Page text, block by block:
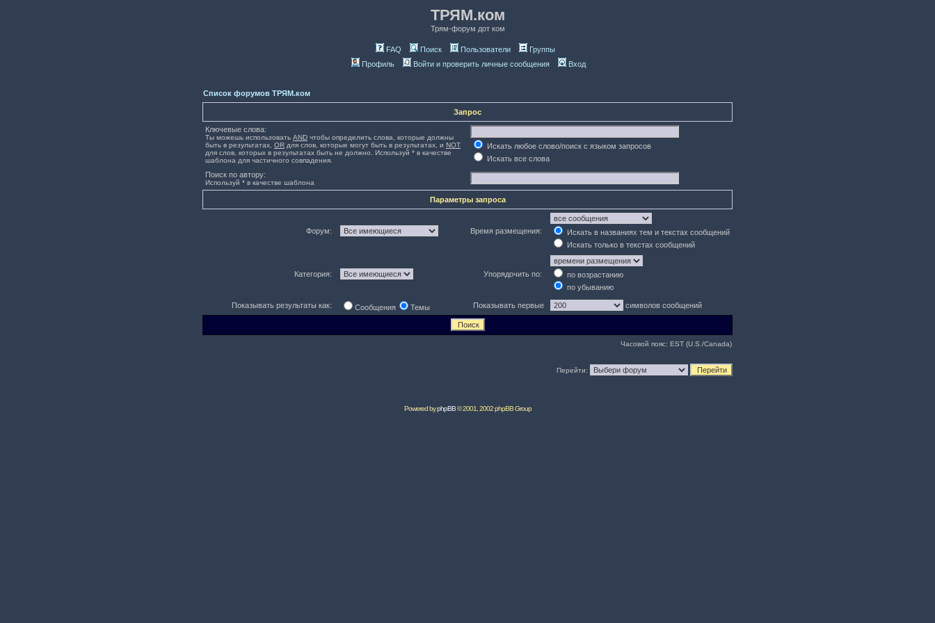
ТРЯМ.ком
Трям-форум дот ком
FAQ Поиск Пользователи
Группы
Профиль
Войти и проверить личные сообщения Вход
Список форумов ТРЯМ.ком
Запрос
Ключевые слова:
Ты можешь использовать AND чтобы определить слова, которые должны
быть в результатах, OR для слов, которые могут быть в результатах, и NOT
для слов, которых в результатах быть не должно. Используй * в качестве
шаблона для частичного совпадения.
Искать любое слово/поиск с языком запросов
Искать все слова
Поиск по автору:
Используй * в качестве шаблона
Параметры запроса
Форум: Время размещения:
Искать в названиях тем и текстах сообщений
Искать только в текстах сообщений
Категория: Упорядочить по:
по возрастанию
по убыванию
Показывать результаты как: Сообщения Темы Показывать первые символов сообщений
Часовой пояс: EST (U.S./Canada)
Перейти:
Powered byphpBB© 2001, 2002 phpBB Group